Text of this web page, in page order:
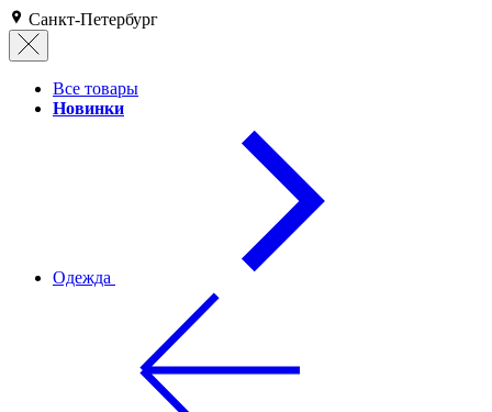
Санкт-Петербург
Все товары
Новинки
Одежда